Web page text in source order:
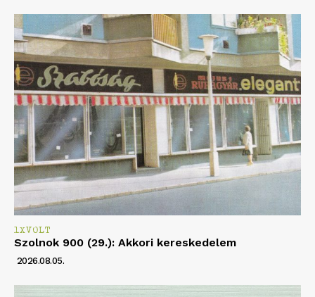
1XVOLT
Szolnok 900 (29.): Akkori kereskedelem
2026.08.05.